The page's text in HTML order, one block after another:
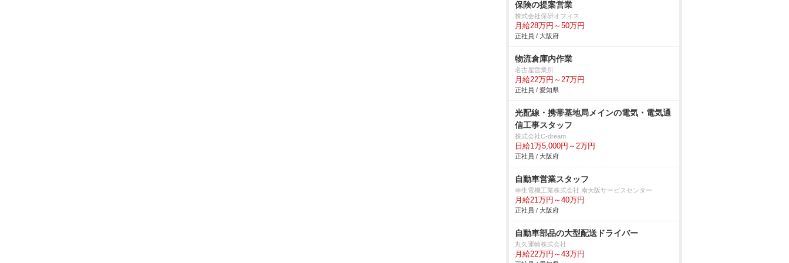
保険の提案営業
株式会社保研オフィス
月給28万円～50万円
正社員 / 大阪府
物流倉庫内作業
名古屋営業所
月給22万円～27万円
正社員 / 愛知県
光配線・携帯基地局メインの電気・電気通
信工事スタッフ
株式会社C-dream
日給1万5,000円～2万円
正社員 / 大阪府
自動車営業スタッフ
幸生電機工業株式会社 南大阪サービスセンター
月給21万円～40万円
正社員 / 大阪府
自動車部品の大型配送ドライバー
丸久運輸株式会社
月給22万円～43万円